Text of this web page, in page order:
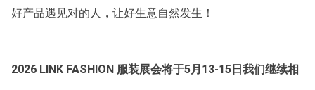
好产品遇见对的人，让好生意自然发生！
2026 LINK FASHION 服装展会将于5月13-15日我们继续相